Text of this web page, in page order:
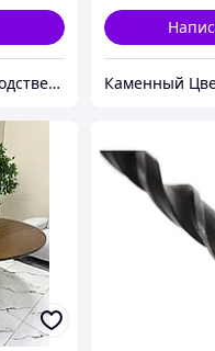
Рекламно-производственная компания «2Ymedia» Каменный